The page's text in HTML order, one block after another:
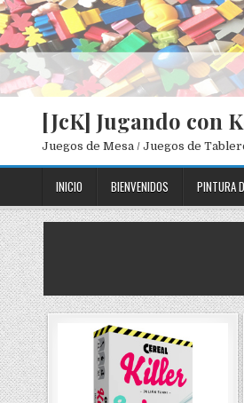
[JcK] Jugando con
Juegos de Mesa / Juegos de
INICIO BIENVENIDOS PINTURA